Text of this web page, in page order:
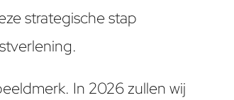
strategische stap
In 2026 zullen wij